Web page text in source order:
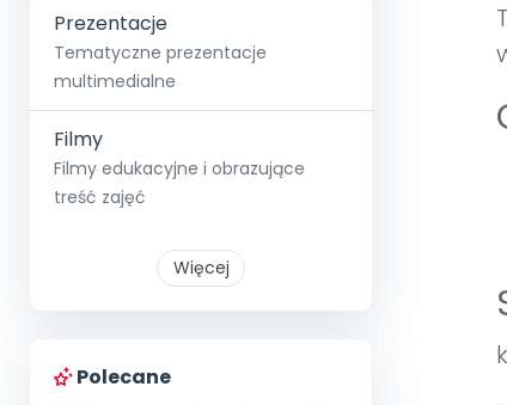
Prezentacje
Tematyczne prezentacje
multimedialne
Filmy
Filmy edukacyjne i obrazujące
treść zajęć
Więcej
Polecane